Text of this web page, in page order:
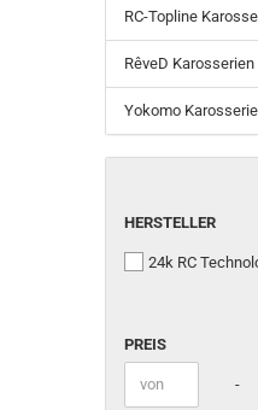
RC-Topline
RêveD Karosserien
Yokomo
HERSTELLER
HERSTELLER
24k RC
PREIS
Preis bis -